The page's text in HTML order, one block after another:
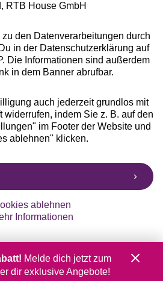
RTB House GmbH
den Datenverarbeitungen durch
in der Datenschutzerklärung auf
Die Informationen sind außerdem
in dem Banner abrufbar.
auch jederzeit grundlos mit
widerrufen, indem Sie z. B. auf den
im Footer der Website und
ablehnen" klicken.
ablehnen
Informationen
Melde dich jetzt zum
dir exklusive Angebote!